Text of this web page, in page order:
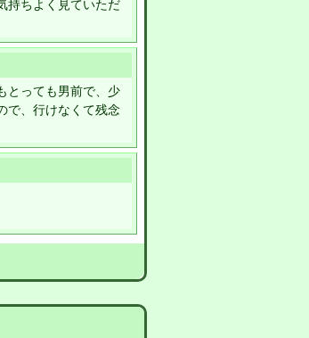
持ちよく見ていただ
とっても男前で、少
で、行けなくて残念